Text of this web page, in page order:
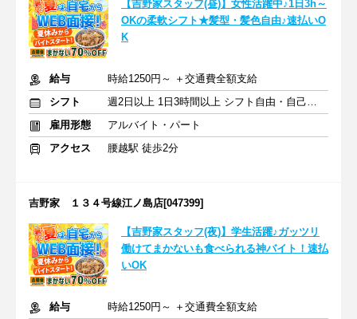
【吉野家スタッフ(昼)】女性活躍中♪1日3h～
OKの柔軟シフト★髪型・髪色自由♪速払いO
K
給与
時給1250円～ ＋交通費全額支給
シフト
週2日以上 1日3時間以上 シフト自由・自己申告
雇用形態
アルバイト・パート
アクセス
腰越駅 徒歩2分
吉野家 １３４号線江ノ島店[047399]
【吉野家スタッフ(夜)】学生活躍♪ガッツリ
働けてまかないも食べられる神バイト！速払
いOK
給与
時給1250円～ ＋交通費全額支給